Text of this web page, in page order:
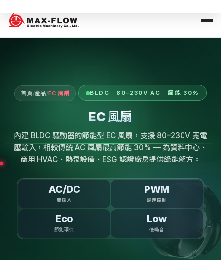
首頁/產品/EC 風扇 BLDC · 80–230V AC · 節能 30%
EC 風扇
內建 BLDC 驅動器的節能型 EC 風扇，支援 80–230V 寬電
壓輸入，相較傳統 AC 風扇最高節能 30% — 為資料中心、
商用 HVAC、熱泵設備、ESG 認證廠房提供綠能解方。
AC/DC
雙輸入
PWM
調速控制
Eco
節能環保
Low
低噪音